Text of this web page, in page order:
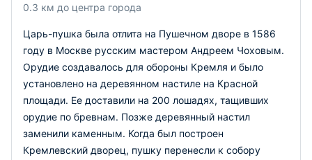
0.3 км до центра города
Царь-пушка была отлита на Пушечном дворе в 1586
году в Москве русским мастером Андреем Чоховым.
Орудие создавалось для обороны Кремля и было
установлено на деревянном настиле на Красной
площади. Ее доставили на 200 лошадях, тащивших
орудие по бревнам. Позже деревянный настил
заменили каменным. Когда был построен
Кремлевский дворец, пушку перенесли к собору